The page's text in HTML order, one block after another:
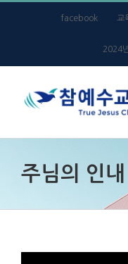
facebook 교
2024
주님의 인